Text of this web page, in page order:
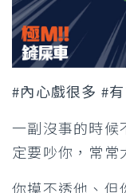
#內心戲很多 #
一副沒事的時候
定要吵你，常常
你摸不透他、但